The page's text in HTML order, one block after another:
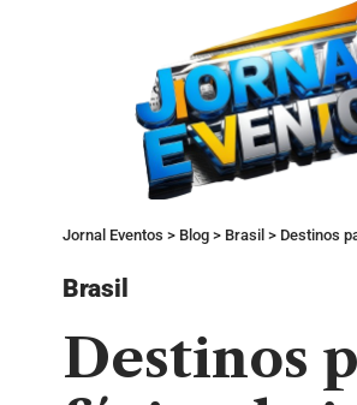
Jornal Eventos > Blog > Brasil > Destinos
Brasil
Destinos